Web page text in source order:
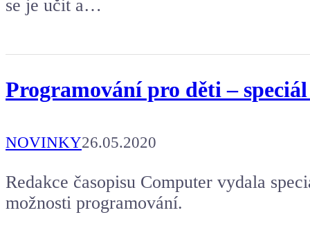
se je učit a…
Programování pro děti –
NOVINKY26.05.2020
Redakce časopisu Computer vydala
možnosti programování.